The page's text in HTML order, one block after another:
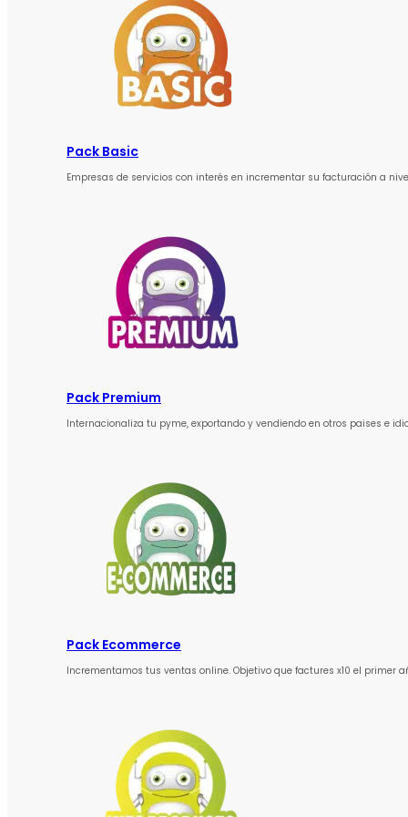
Pack Basic
Empresas de servicios con interés en incrementar su facturación a
Pack Premium
Internacionaliza tu pyme, exportando y vendiendo en otros paises e
Pack Ecommerce
Incrementamos tus ventas online. Objetivo que factures x10 el primer